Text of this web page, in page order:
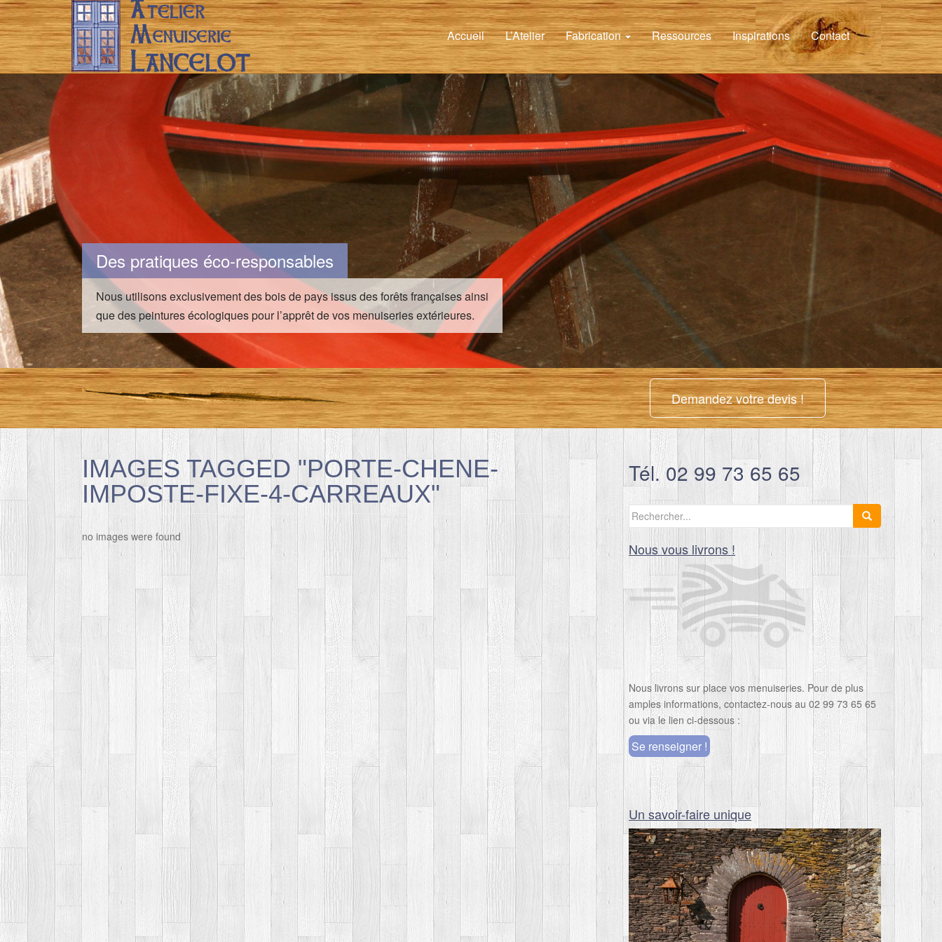
Accueil L’Atelier Fabrication Ressources Inspirations Contact
Des pratiques éco-responsables
Nous utilisons exclusivement des bois de pays issus des forêts françaises ainsi
que des peintures écologiques pour l’apprêt de vos menuiseries extérieures.
Demandez votre devis !
IMAGES TAGGED "PORTE-CHENE-
IMPOSTE-FIXE-4-CARREAUX"
no images were found
Tél. 02 99 73 65 65
Search
for:
Nous vous livrons !
Nous livrons sur place vos menuiseries. Pour de plus
amples informations, contactez-nous au 02 99 73 65 65
ou via le lien ci-dessous :
Se renseigner !
Un savoir-faire unique